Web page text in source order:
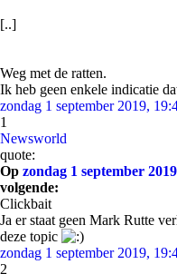
[..]
Weg met de ratten.
Ik heb geen enkele indicatie
zondag 1 september 2019,
1
Newsworld
quote:
Op zondag 1 september
volgende:
Clickbait
Ja er staat geen Mark Rutte
deze topic
zondag 1 september 2019,
2